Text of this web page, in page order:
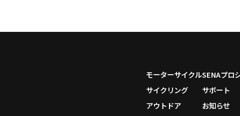
モーターサイクル
サイクリング
アウトドア
SENAプロ
サポート
お知らせ